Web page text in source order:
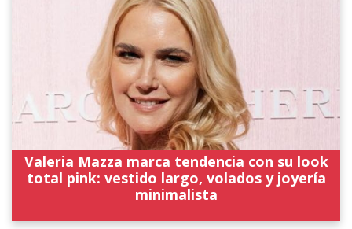
Valeria Mazza marca tendencia con su look
total pink: vestido largo, volados y joyería
minimalista